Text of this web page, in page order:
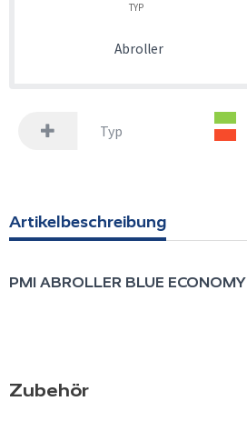
TYP
Abroller
Typ
Artikelbeschreibung
PMI ABROLLER BLUE ECONOMY
Zubehör